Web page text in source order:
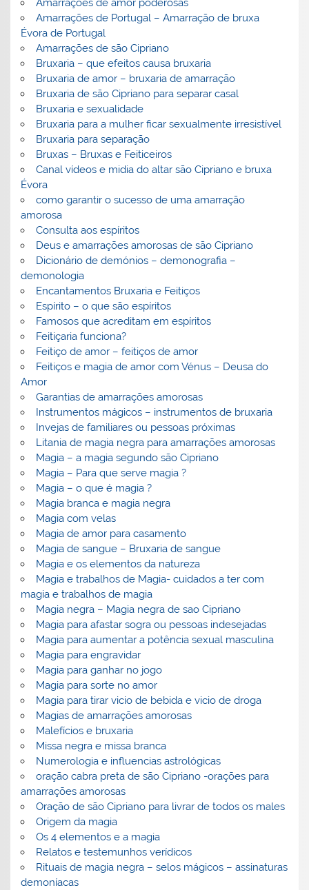
Amarrações de amor poderosas
Amarrações de Portugal – Amarração de bruxa
Évora de Portugal
Amarrações de são Cipriano
Bruxaria – que efeitos causa bruxaria
Bruxaria de amor – bruxaria de amarração
Bruxaria de são Cipriano para separar casal
Bruxaria e sexualidade
Bruxaria para a mulher ficar sexualmente irresistível
Bruxaria para separação
Bruxas – Bruxas e Feiticeiros
Canal vídeos e midia do altar são Cipriano e bruxa
Évora
como garantir o sucesso de uma amarração
amorosa
Consulta aos espíritos
Deus e amarrações amorosas de são Cipriano
Dicionário de demónios – demonografia –
demonologia
Encantamentos Bruxaria e Feitiços
Espírito – o que são espíritos
Famosos que acreditam em espíritos
Feitiçaria funciona?
Feitiço de amor – feitiços de amor
Feitiços e magia de amor com Vénus – Deusa do
Amor
Garantias de amarrações amorosas
Instrumentos mágicos – instrumentos de bruxaria
Invejas de familiares ou pessoas próximas
Litania de magia negra para amarrações amorosas
Magia – a magia segundo são Cipriano
Magia – Para que serve magia ?
Magia – o que é magia ?
Magia branca e magia negra
Magia com velas
Magia de amor para casamento
Magia de sangue – Bruxaria de sangue
Magia e os elementos da natureza
Magia e trabalhos de Magia- cuidados a ter com
magia e trabalhos de magia
Magia negra – Magia negra de sao Cipriano
Magia para afastar sogra ou pessoas indesejadas
Magia para aumentar a potência sexual masculina
Magia para engravidar
Magia para ganhar no jogo
Magia para sorte no amor
Magia para tirar vicio de bebida e vicio de droga
Magias de amarrações amorosas
Malefícios e bruxaria
Missa negra e missa branca
Numerologia e influencias astrológicas
oração cabra preta de são Cipriano -orações para
amarrações amorosas
Oração de são Cipriano para livrar de todos os males
Origem da magia
Os 4 elementos e a magia
Relatos e testemunhos verídicos
Rituais de magia negra – selos mágicos – assinaturas
demoníacas